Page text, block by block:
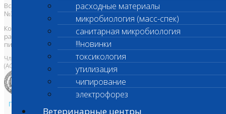
расходные материалы
микробиология (масс-спек)
санитарная микробиология
!!!новинки
токсикология
утилизация
чипирование
электрофорез
Ветеринарные центры
Все права защищены и охраняются законом. Товарный знак
№395740 от 2008 г. ООО "ШАНС БИО"
Копирование, тиражирование, а также использование материалов,
размещенных на сайтеwww.vetlab.ruвозможно только с
письменного разрешения Правообладателя
Член Национальной ветеринарной палаты
(АСРО НВП)
Политика в области персональных данных и конфиденциальности